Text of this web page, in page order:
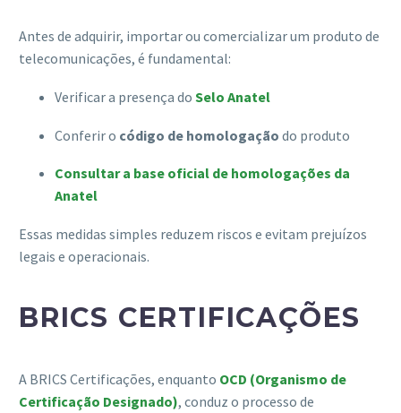
Antes de adquirir, importar ou comercializar um produto de
telecomunicações, é fundamental:
Verificar a presença do Selo Anatel
Conferir o código de homologação do produto
Consultar a base oficial de homologações da
Anatel
Essas medidas simples reduzem riscos e evitam prejuízos
legais e operacionais.
BRICS CERTIFICAÇÕES
A BRICS Certificações, enquanto OCD (Organismo de
Certificação Designado), conduz o processo de